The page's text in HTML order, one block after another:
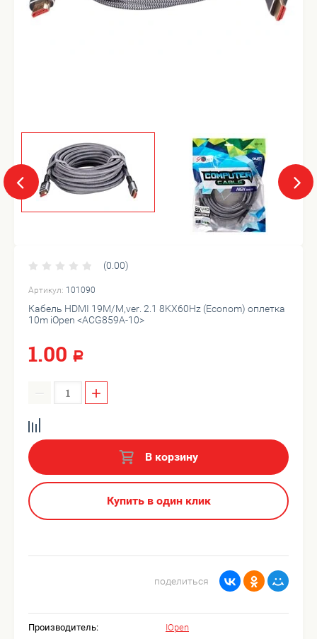
(0.00)
Артикул: 101090
Кабель HDMI 19M/M,ver. 2.1 8KX60Hz (Econom) оплетка
10m iOpen <ACG859A-10>
1.00 Р
− +
В корзину
Купить в один клик
поделиться
Производитель: IOpen